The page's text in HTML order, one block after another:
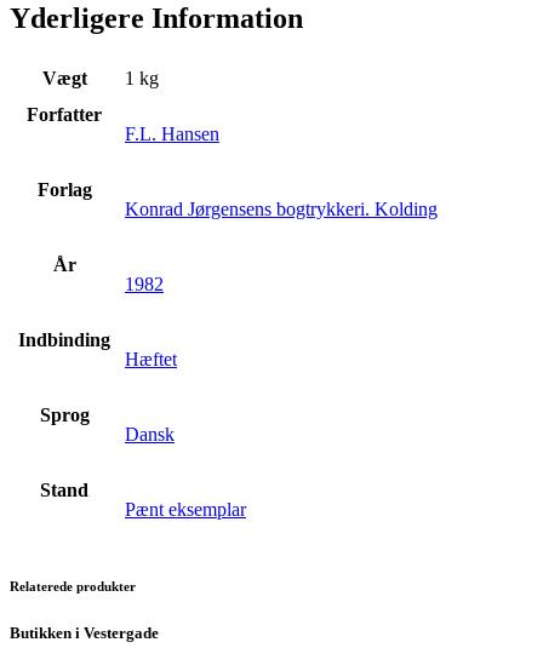
Yderligere Information
Vægt
1 kg
Forfatter
F.L. Hansen
Forlag
Konrad Jørgensens bogtrykkeri. Kolding
År
1982
Indbinding
Hæftet
Sprog
Dansk
Stand
Pænt eksemplar
Relaterede produkter
Butikken i Vestergade